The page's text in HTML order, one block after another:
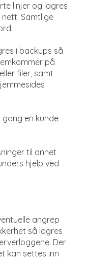
linjer og lagres
Samtlige
i backups så
på
filer, samt
en kunde
til annet
hjelp ved
angrep
så lagres
Der
kan settes inn